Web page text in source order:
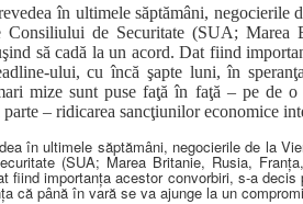
în ultimele săptămâni,
Consiliului de Securitate (SUA; Marea
să cadă la un acord. Dat fiind
ului, cu încă şapte luni, în
mize sunt puse faţă în faţă – pe de
– ridicarea sancţiunilor economice
în ultimele săptămâni, negocierile de la
(SUA; Marea Britanie, Rusia,
fiind importanţa acestor convorbiri, s-a
că până în vară se va ajunge la un